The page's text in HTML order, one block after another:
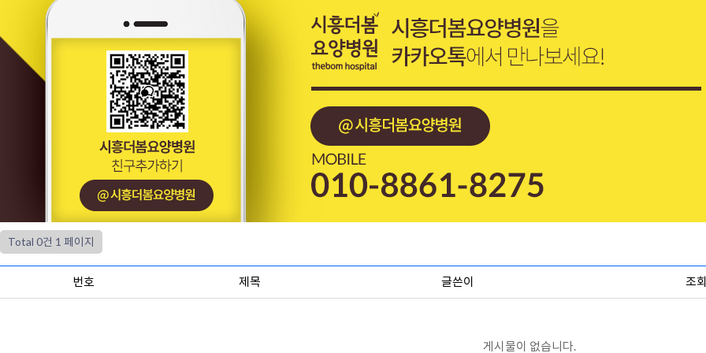
Total 0건 1 페이지
번호 제목 글쓴이 조회
게시물이 없습니다.